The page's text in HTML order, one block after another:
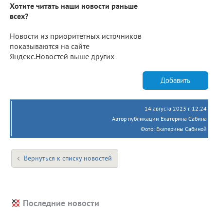
Хотите читать наши новости раньше
всех?
Новости из приоритетных источников
показываются на сайте
Яндекс.Новостей выше других
Добавить
14 августа 2023 г. 12:24
Автор публикации Екатерина Сабина
Фото: Екатерины Сабиной
Вернуться к списку новостей
Последние новости